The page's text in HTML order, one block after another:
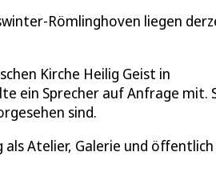
Römlinghoven liegen
Kirche Heilig Geist in
ein Sprecher auf Anfrage mit.
sind.
Atelier, Galerie und öffentlich